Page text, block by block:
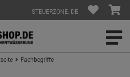
STEUERZONE: DE
Fachbegriffe